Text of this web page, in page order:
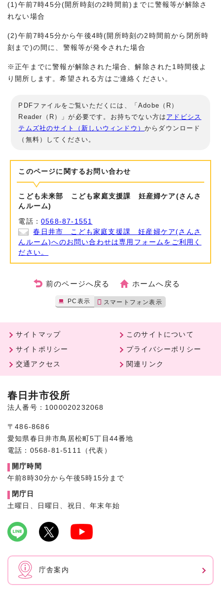
(1)午前7時45分(開所時刻の2時間前)までに警報等が解除さ
れない場合
(2)午前7時45分から午後4時(開所時刻の2時間前から閉所時
刻まで)の間に、警報等が発令された場合
※正午までに警報が解除された場合、解除された1時間後よ
り開所します。希望される方はご連絡ください。
PDFファイルをご覧いただくには、「Adobe（R）
Reader（R）」が必要です。お持ちでない方は アドビシス
テムズ社のサイト（新しいウィンドウ）からダウンロード
（無料）してください。
このページに関する お問い合わせ
こども未来部 こども家庭支援課 妊産婦ケア(さんさ
んルーム)
電話：0568-87-1551
春日井市 こども家庭支援課 妊産婦ケア(さんさ
んルーム)へのお問い合わせは専用フォームをご利用く
ださい。
前のページへ戻る ホームへ戻る
PC表示 スマートフォン表示
サイトマップ
このサイトについて
サイトポリシー
プライバシーポリシー
交通アクセス
関連リンク
春日井市役所
法人番号：1000020232068
〒486-8686
愛知県春日井市鳥居松町5丁目44番地
電話：0568-81-5111（代表）
開庁時間
午前8時30分から午後5時15分まで
閉庁日
土曜日、日曜日、祝日、年末年始
庁舎案内